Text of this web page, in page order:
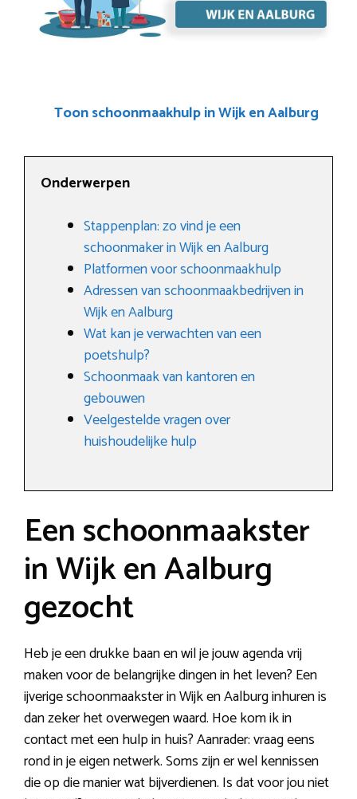
Toon schoonmaakhulp in Wijk en Aalburg
Onderwerpen
Stappenplan: zo vind je een
schoonmaker in Wijk en Aalburg
Platformen voor schoonmaakhulp
Adressen van schoonmaakbedrijven in
Wijk en Aalburg
Wat kan je verwachten van een
poetshulp?
Schoonmaak van kantoren en
gebouwen
Veelgestelde vragen over
huishoudelijke hulp
Een schoonmaakster
in Wijk en Aalburg
gezocht
Heb je een drukke baan en wil je jouw agenda vrij
maken voor de belangrijke dingen in het leven? Een
ijverige schoonmaakster in Wijk en Aalburg inhuren is
dan zeker het overwegen waard. Hoe kom ik in
contact met een hulp in huis? Aanrader: vraag eens
rond in je eigen netwerk. Soms zijn er wel kennissen
die op die manier wat bijverdienen. Is dat voor jou niet